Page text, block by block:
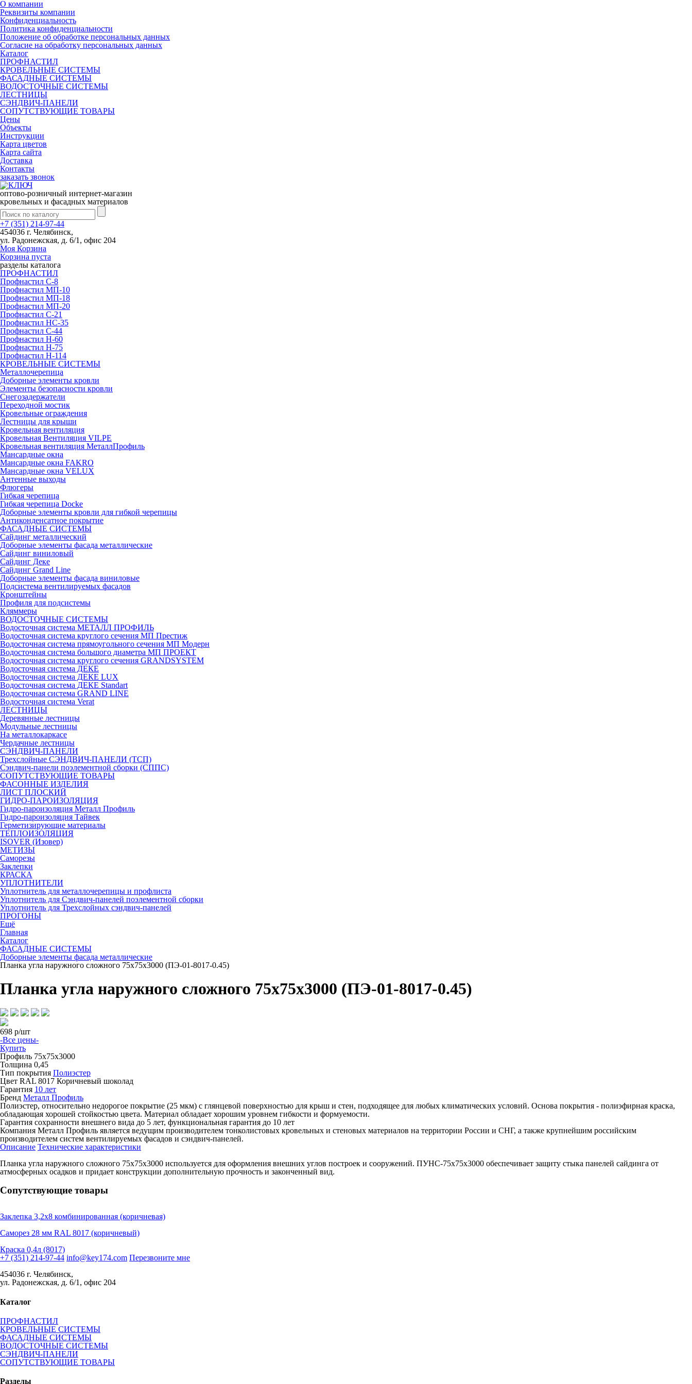
О компании
Реквизиты компании
Конфиденциальность
Политика конфиденциальности
Положение об обработке персональных данных
Согласие на обработку персональных данных
Каталог
ПРОФНАСТИЛ
КРОВЕЛЬНЫЕ СИСТЕМЫ
ФАСАДНЫЕ СИСТЕМЫ
ВОДОСТОЧНЫЕ СИСТЕМЫ
ЛЕСТНИЦЫ
СЭНДВИЧ-ПАНЕЛИ
СОПУТСТВУЮЩИЕ ТОВАРЫ
Цены
Объекты
Инструкции
Карта цветов
Карта сайта
Доставка
Контакты
заказать звонок
оптово-розничный интернет-магазин
кровельных и фасадных материалов
+7 (351) 214-97-44
454036 г. Челябинск,
ул. Радонежская, д. 6/1, офис 204
Моя Корзина
Корзина пуста
разделы каталога
ПРОФНАСТИЛ
Профнастил С-8
Профнастил МП-10
Профнастил МП-18
Профнастил МП-20
Профнастил С-21
Профнастил НС-35
Профнастил С-44
Профнастил Н-60
Профнастил Н-75
Профнастил Н-114
КРОВЕЛЬНЫЕ СИСТЕМЫ
Металлочерепица
Доборные элементы кровли
Элементы безопасности кровли
Снегозадержатели
Переходной мостик
Кровельные ограждения
Лестницы для крыши
Кровельная вентиляция
Кровельная Вентиляция VILPE
Кровельная вентиляция МеталлПрофиль
Мансардные окна
Мансардные окна FAKRO
Мансардные окна VELUX
Антенные выходы
Флюгеры
Гибкая черепица
Гибкая черепица Docke
Доборные элементы кровли для гибкой черепицы
Антиконденсатное покрытие
ФАСАДНЫЕ СИСТЕМЫ
Сайдинг металлический
Доборные элементы фасада металлические
Сайдинг виниловый
Сайдинг Деке
Сайдинг Grand Line
Доборные элементы фасада виниловые
Подсистема вентилируемых фасадов
Кронштейны
Профиля для подсистемы
Кляммеры
ВОДОСТОЧНЫЕ СИСТЕМЫ
Водосточная система МЕТАЛЛ ПРОФИЛЬ
Водосточная система круглого сечения МП Престиж
Водосточная система прямоугольного сечения МП Модерн
Водосточная система большого диаметра МП ПРОЕКТ
Водосточная система круглого сечения GRANDSYSTEM
Водосточная система ДЕКЕ
Водосточная система ДЕКЕ LUX
Водосточная система ДЕКЕ Standart
Водосточная система GRAND LINE
Водосточная система Verat
ЛЕСТНИЦЫ
Деревянные лестницы
Модульные лестницы
На металлокаркасе
Чердачные лестницы
СЭНДВИЧ-ПАНЕЛИ
Трехслойные СЭНДВИЧ-ПАНЕЛИ (ТСП)
Сэндвич-панели поэлементной сборки (СППС)
СОПУТСТВУЮЩИЕ ТОВАРЫ
ФАСОННЫЕ ИЗДЕЛИЯ
ЛИСТ ПЛОСКИЙ
ГИДРО-ПАРОИЗОЛЯЦИЯ
Гидро-пароизоляция Металл Профиль
Гидро-пароизоляция Тайвек
Герметизирующие материалы
ТЕПЛОИЗОЛЯЦИЯ
ISOVER (Изовер)
МЕТИЗЫ
Саморезы
Заклепки
КРАСКА
УПЛОТНИТЕЛИ
Уплотнитель для металлочерепицы и профлиста
Уплотнитель для Сэндвич-панелей поэлементной сборки
Уплотнитель для Трехслойных сэндвич-панелей
ПРОГОНЫ
Ещё
Главная
Каталог
ФАСАДНЫЕ СИСТЕМЫ
Доборные элементы фасада металлические
Планка угла наружного сложного 75х75х3000 (ПЭ-01-8017-0.45)
Планка угла наружного сложного 75х75х3000 (ПЭ-01-8017-0.45)
698 р/шт
-Все цены-
Купить
Профиль 75х75х3000
Толщина 0,45
Тип покрытия Полиэстер
Цвет RAL 8017 Коричневый шоколад
Гарантия 10 лет
Бренд Металл Профиль
Полиэстер, относительно недорогое покрытие (25 мкм) с глянцевой поверхностью для крыш и стен, подходящее для любых климатических условий. Основа покрытия - полиэфирная краска,
обладающая хорошей стойкостью цвета. Материал обладает хорошим уровнем гибкости и формуемости.
Гарантия сохранности внешнего вида до 5 лет, функциональная гарантия до 10 лет
Компания Металл Профиль является ведущим производителем тонколистовых кровельных и стеновых материалов на территории России и СНГ, а также крупнейшим российским
производителем систем вентилируемых фасадов и сэндвич-панелей.
Описание Технические характеристики
Планка угла наружного сложного 75х75х3000 используется для оформления внешних углов построек и сооружений. ПУНС-75х75х3000 обеспечивает защиту стыка панелей сайдинга от
атмосферных осадков и придает конструкции дополнительную прочность и законченный вид.
Сопутствующие товары
Заклепка 3,2х8 комбинированная (коричневая)
Саморез 28 мм RAL 8017 (коричневый)
Краска 0,4л (8017)
+7 (351) 214-97-44 info@key174.com Перезвоните мне
454036 г. Челябинск,
ул. Радонежская, д. 6/1, офис 204
Каталог
ПРОФНАСТИЛ
КРОВЕЛЬНЫЕ СИСТЕМЫ
ФАСАДНЫЕ СИСТЕМЫ
ВОДОСТОЧНЫЕ СИСТЕМЫ
СЭНДВИЧ-ПАНЕЛИ
СОПУТСТВУЮЩИЕ ТОВАРЫ
Разделы